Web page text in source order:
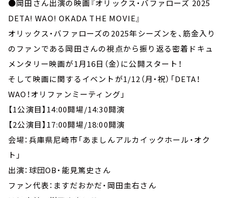
●岡田さん出演の映画『オリックス・バファローズ 2025
DETA! WAO! OKADA THE MOVIE』
オリックス・バファローズの2025年シーズンを、筋金入り
のファンである岡田さんの視点から振り返る密着ドキュ
メンタリー映画が1月16日（金）に公開スタート！
そして映画に関するイベントが1/12（月・祝）「DETA！
WAO！オリファンミーティング」
【1公演目】14:00開場/14:30開演
【2公演目】17:00開場/18:00開演
会場：兵庫県尼崎市「あましんアルカイックホール・オク
ト」
出演：球団OB・能見篤史さん
ファン代表：ますだおかだ・岡田圭右さん